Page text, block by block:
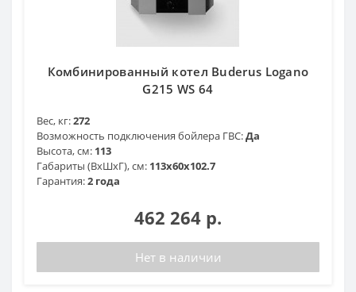
Комбинированный котел Buderus Logano
G215 WS 64
Вес, кг:272
Возможность подключения бойлера ГВС:Да
Высота, см: 113
Габариты (ВхШхГ), см: 113x60x102.7
Гарантия:2 года
462 264 р.
Нет в наличии